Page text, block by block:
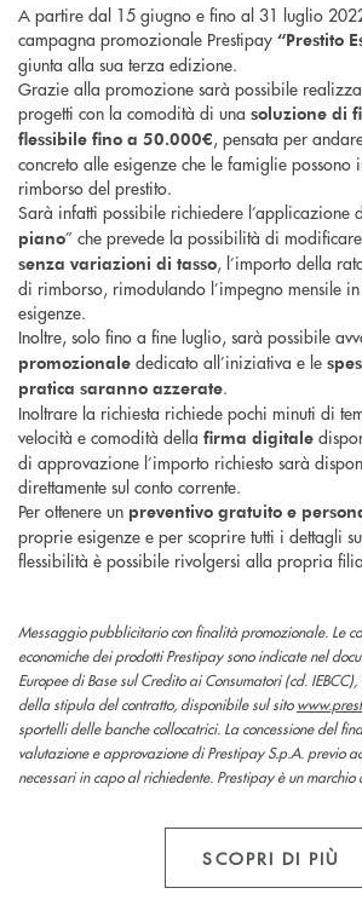
A partire dal 15 giugno e fino al 31 luglio
campagna promozionale Prestipay “Prestito
giunta alla sua terza edizione.
Grazie alla promozione sarà possibile
progetti con la comodità di una soluzione di
flessibile fino a 50.000€, pensata per
concreto alle esigenze che le famiglie possono
rimborso del prestito.
Sarà infatti possibile richiedere l’applicazione
piano” che prevede la possibilità di
senza variazioni di tasso, l’importo della
di rimborso, rimodulando l’impegno mensile
esigenze.
Inoltre, solo fino a fine luglio, sarà possibile
promozionale dedicato all’iniziativa e le
pratica saranno azzerate.
Inoltrare la richiesta richiede pochi minuti di
velocità e comodità della firma digitale
di approvazione l’importo richiesto sarà
direttamente sul conto corrente.
Per ottenere un preventivo gratuito e
proprie esigenze e per scoprire tutti i dettagli
flessibilità è possibile rivolgersi alla propria
Messaggio pubblicitario con finalità promozionale. Le
economiche dei prodotti Prestipay sono indicate nel
Europee di Base sul Credito ai Consumatori (cd.
della stipula del contratto, disponibile sul sito
sportelli delle banche collocatrici. La concessione del
valutazione e approvazione di Prestipay S.p.A. previo
necessari in capo al richiedente. Prestipay è un
SCOPRI DI PIÙ